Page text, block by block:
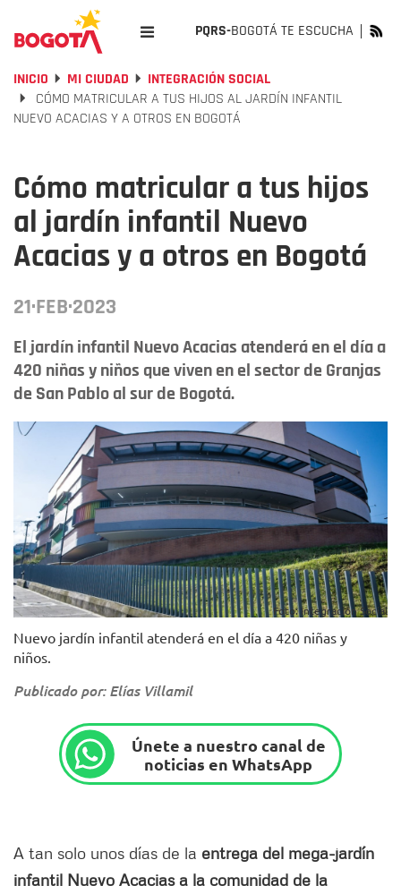
PQRS-BOGOTÁ TE ESCUCHA
INICIO MI CIUDAD
INTEGRACIÓN SOCIAL
CÓMO MATRICULAR A TUS HIJOS AL JARDÍN INFANTIL
NUEVO ACACIAS Y A OTROS EN BOGOTÁ
Cómo matricular a tus hijos
al jardín infantil Nuevo
Acacias y a otros en Bogotá
21·FEB·2023
El jardín infantil Nuevo Acacias atenderá en el día a
420 niñas y niños que viven en el sector de Granjas
de San Pablo al sur de Bogotá.
Foto: Integración Social
Nuevo jardín infantil atenderá en el día a 420 niñas y
niños.
Publicado por: Elías Villamil
Únete a nuestro canal de
noticias en WhatsApp
A tan solo unos días de la entrega del mega-jardín
infantil Nuevo Acacias a la comunidad de la